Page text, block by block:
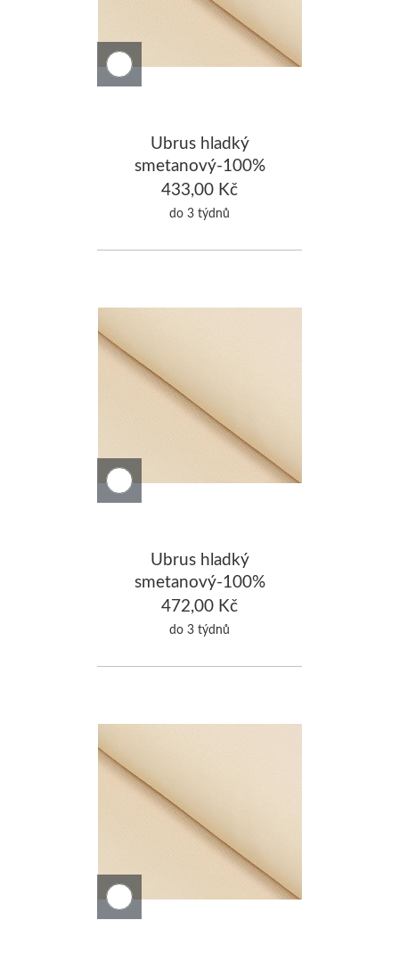
Ubrus hladký
smetanový-100%
Bavlna 130x220cm
433,00 Kč
do 3 týdnů
Ubrus hladký
smetanový-100%
Bavlna 130x240cm
472,00 Kč
do 3 týdnů